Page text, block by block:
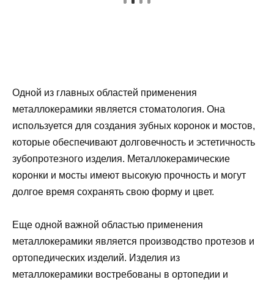
Одной из главных областей применения
металлокерамики является стоматология. Она
используется для создания зубных коронок и мостов,
которые обеспечивают долговечность и эстетичность
зубопротезного изделия. Металлокерамические
коронки и мосты имеют высокую прочность и могут
долгое время сохранять свою форму и цвет.
Еще одной важной областью применения
металлокерамики является производство протезов и
ортопедических изделий. Изделия из
металлокерамики востребованы в ортопедии и